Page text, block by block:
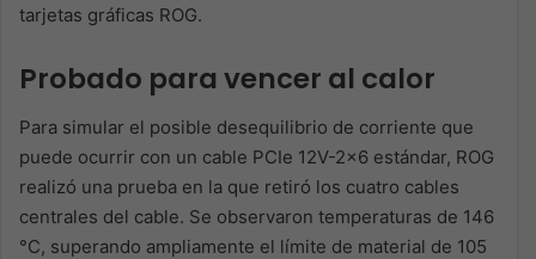
tarjetas gráficas ROG.
Probado para vencer al calor
Para simular el posible desequilibrio de corriente que
puede ocurrir con un cable PCIe 12V-2×6 estándar, ROG
realizó una prueba en la que retiró los cuatro cables
centrales del cable. Se observaron temperaturas de 146
°C, superando ampliamente el límite de material de 105